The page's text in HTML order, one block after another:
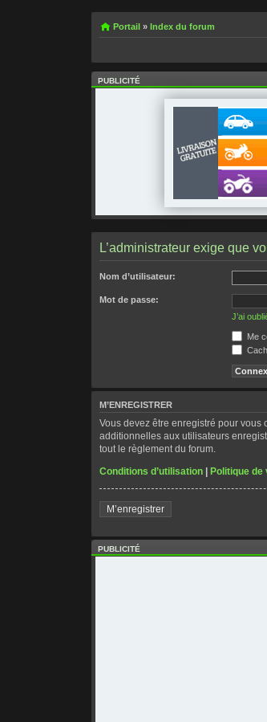
Portail »Index du forum
PUBLICITÉ
L’administrateur exige que
Nom d’utilisateur:
Mot de passe:
J’ai
Me
M’ENREGISTRER
Vous devez être enregistré pour vous
additionnelles aux utilisateurs
tout le règlement du forum.
Conditions d’utilisation
Politique de
M’enregistrer
PUBLICITÉ